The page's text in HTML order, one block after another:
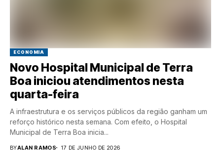
ECONOMIA
Novo Hospital Municipal de Terra
Boa iniciou atendimentos nesta
quarta-feira
A infraestrutura e os serviços públicos da região ganham um
reforço histórico nesta semana. Com efeito, o Hospital
Municipal de Terra Boa inicia...
BYALAN RAMOS 17 DE JUNHO DE 2026